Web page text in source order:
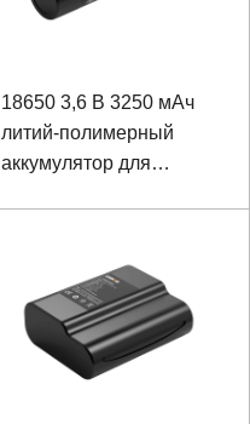
18650 3,6 В 3250 мАч
литий-полимерный
аккумулятор для